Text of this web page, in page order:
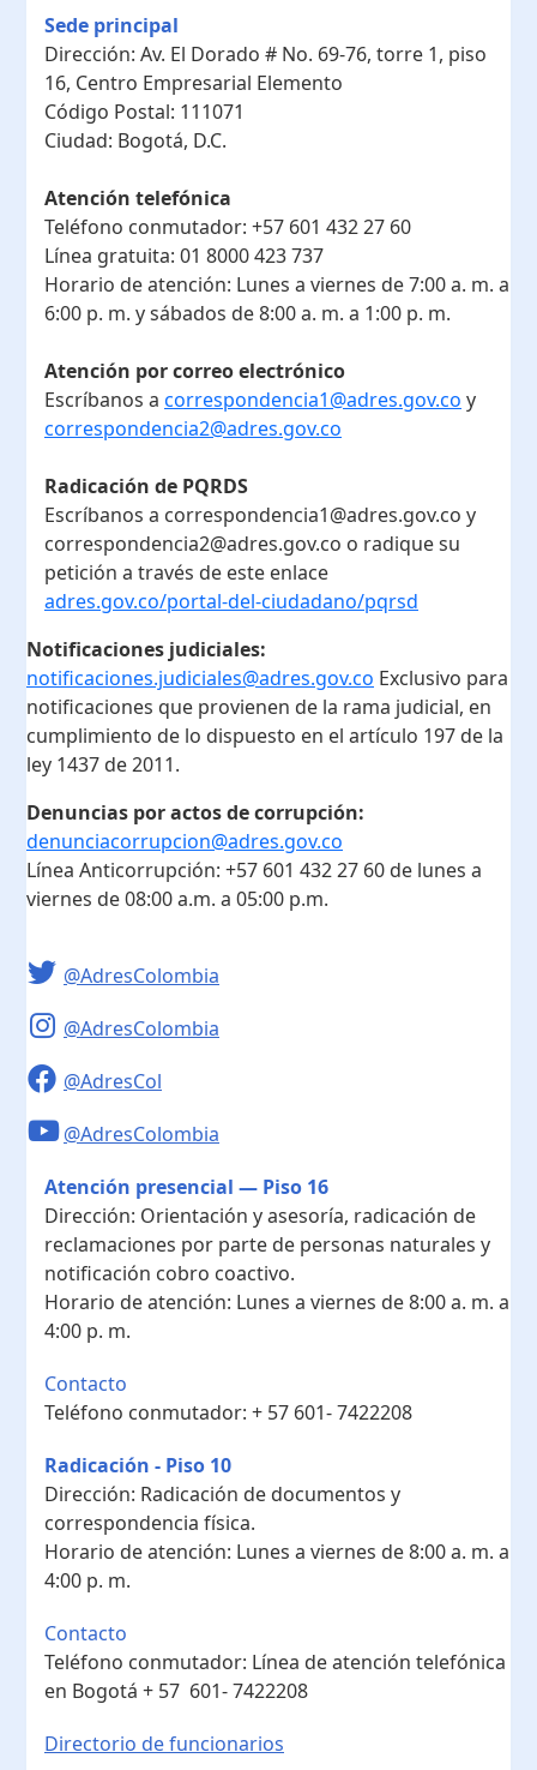
Sede principal
Dirección: Av. El Dorado # No. 69-76, torre 1, piso
16, Centro Empresarial Elemento
Código Postal: 111071
Ciudad: Bogotá, D.C.
Atención telefónica
Teléfono conmutador: +57 601 432 27 60
Línea gratuita: 01 8000 423 737
Horario de atención: Lunes a viernes de 7:00 a. m. a
6:00 p. m. y sábados de 8:00 a. m. a 1:00 p. m.
Atención por correo electrónico
Escríbanos a correspondencia1@adres.gov.co y
correspondencia2@adres.gov.co
Radicación de PQRDS
Escríbanos a correspondencia1@adres.gov.co y
correspondencia2@adres.gov.co o radique su
petición a través de este enlace
adres.gov.co/portal-del-ciudadano/pqrsd
Notificaciones judiciales:
notificaciones.judiciales@adres.gov.co Exclusivo para
notificaciones que provienen de la rama judicial, en
cumplimiento de lo dispuesto en el artículo 197 de la
ley 1437 de 2011.
Denuncias por actos de corrupción:
denunciacorrupcion@adres.gov.co
Línea Anticorrupción: +57 601 432 27 60 de lunes a
viernes de 08:00 a.m. a 05:00 p.m.
@AdresColombia
@AdresColombia
@AdresCol
@AdresColombia
Atención presencial — Piso 16
Dirección: Orientación y asesoría, radicación de
reclamaciones por parte de personas naturales y
notificación cobro coactivo.
Horario de atención: Lunes a viernes de 8:00 a. m. a
4:00 p. m.
Contacto
Teléfono conmutador: + 57 601- 7422208
Radicación - Piso 10
Dirección: Radicación de documentos y
correspondencia física.
Horario de atención: Lunes a viernes de 8:00 a. m. a
4:00 p. m.
Contacto
Teléfono conmutador: Línea de atención telefónica
en Bogotá ​+ 57 601- 7422208
Directorio de funcionarios